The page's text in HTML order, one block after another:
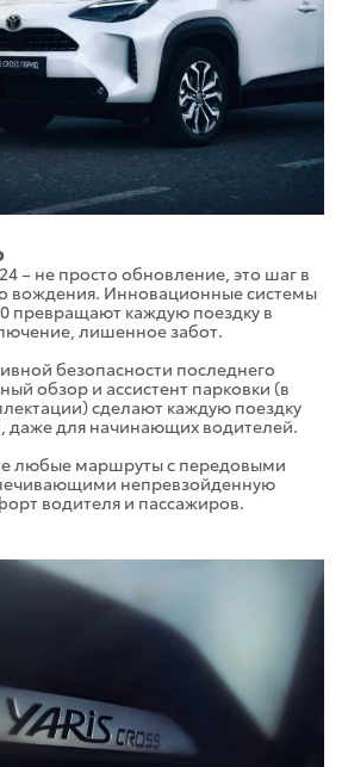
– не просто обновление, это шаг в
вождения. Инновационные системы
превращают каждую поездку в
лишенное забот.
безопасности последнего
обзор и ассистент парковки (в
сделают каждую поездку
даже для начинающих водителей.
любые маршруты с передовыми
непревзойденную
водителя и пассажиров.